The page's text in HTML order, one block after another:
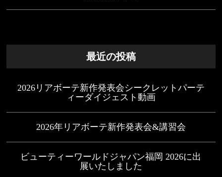
最近の投稿
2026リアボーテ新作発表会シークレットパーテ
ィーダイジェスト動画
2026年リアボーテ新作発表会&講習会
ビューティーワールドジャパン福岡 2026に出
展いたしました